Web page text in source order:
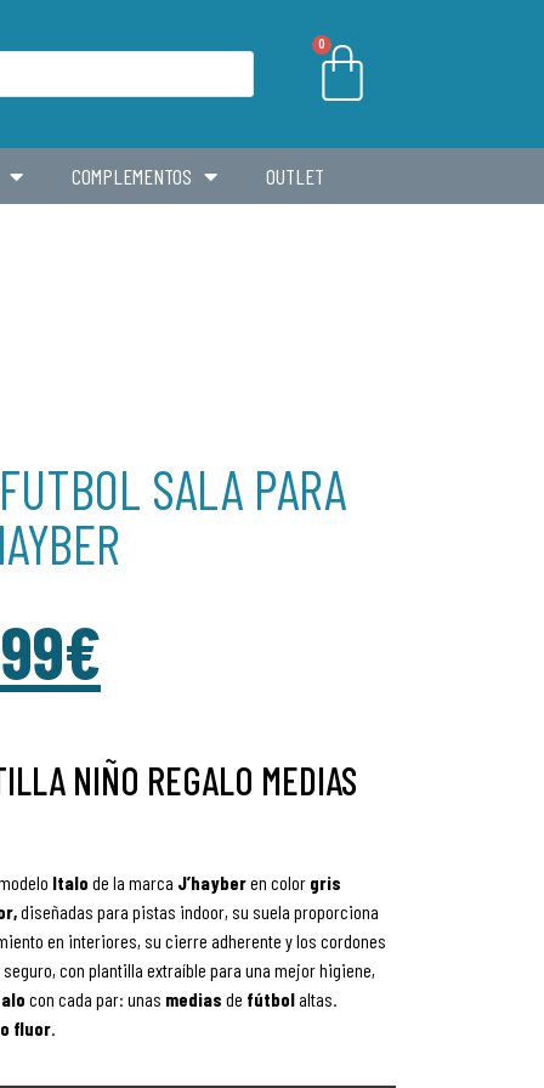
0
COMPLEMENTOS OUTLET
SALA PARA
€
NIÑO REGALO MEDIAS
Italo de la marca J’hayberen color gris
,diseñadas para pistas indoor, su suela proporciona
en interiores, su cierre adherente y los cordones
con plantilla extraíble para una mejor higiene,
con cada par: unas medias de fútbolaltas.
fluor.